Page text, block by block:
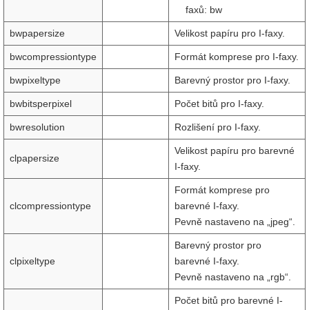
faxů: bw
bwpapersize Velikost papíru pro I-faxy.
bwcompressiontype Formát komprese pro I-faxy.
bwpixeltype Barevný prostor pro I-faxy.
bwbitsperpixel Počet bitů pro I-faxy.
bwresolution Rozlišení pro I-faxy.
clpapersize
Velikost papíru pro barevné
I-faxy.
clcompressiontype
Formát komprese pro
barevné I-faxy.
Pevně nastaveno na „jpeg“.
clpixeltype
Barevný prostor pro
barevné I-faxy.
Pevně nastaveno na „rgb“.
Počet bitů pro barevné I-